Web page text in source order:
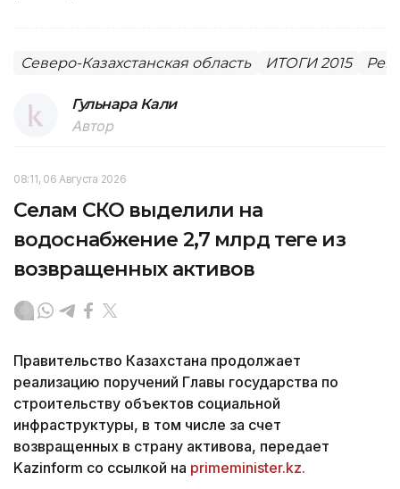
Северо-Казахстанская область ИТОГИ 2015
Гульнара Кали
Автор
08:11, 06 Августа 2026
Селам СКО выделили на
водоснабжение 2,7 млрд теңге из
возвращенных активов
Правительство Казахстана продолжает
реализацию поручений Главы государства по
строительству объектов социальной
инфраструктуры, в том числе за счет
возвращенных в страну активова, передает
Kazinform со ссылкой на primeminister.kz.